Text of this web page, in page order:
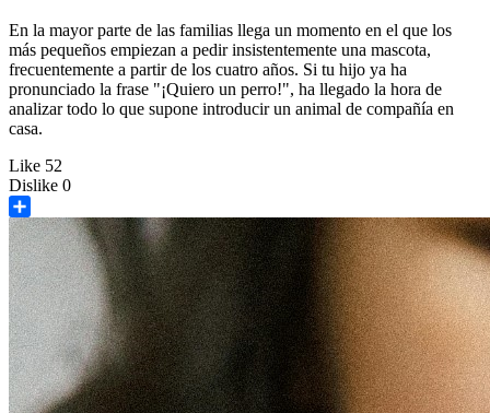
En la mayor parte de las familias llega un momento en el que los
más pequeños empiezan a pedir insistentemente una mascota,
frecuentemente a partir de los cuatro años. Si tu hijo ya ha
pronunciado la frase "¡Quiero un perro!", ha llegado la hora de
analizar todo lo que supone introducir un animal de compañía en
casa.
Like 52
Dislike 0
Share